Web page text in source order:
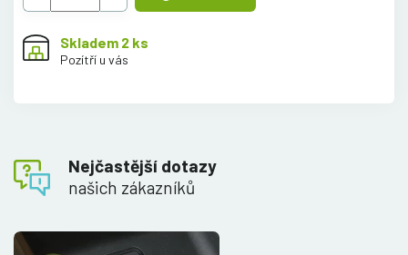
Skladem 2 ks
Pozítří u vás
Nejčastější dotazy
našich zákazníků